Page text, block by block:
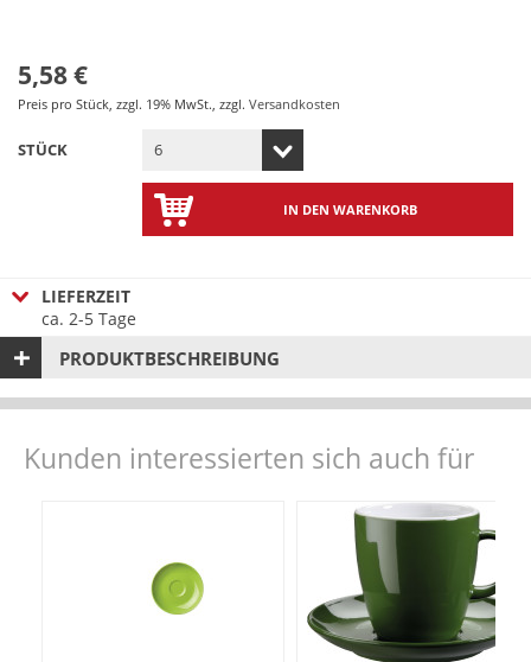
5,58 €
Preis pro Stück, zzgl. 19% MwSt., zzgl. Versandkosten
STÜCK
IN DEN WARENKORB
LIEFERZEIT
ca. 2-5 Tage
PRODUKTBESCHREIBUNG
Kunden interessierten sich auch für